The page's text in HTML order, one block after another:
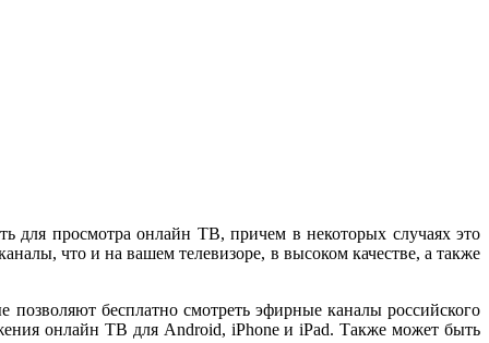
для просмотра онлайн ТВ, причем в некоторых случаях это
что и на вашем телевизоре, в высоком качестве, а также
бесплатно смотреть эфирные каналы российского
онлайн ТВ для Android, iPhone и iPad. Также может быть